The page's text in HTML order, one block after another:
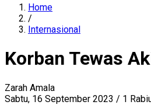
Home
/
Internasional
Korban Tewas
Zarah Amala
Sabtu, 16 September 2023 / 1